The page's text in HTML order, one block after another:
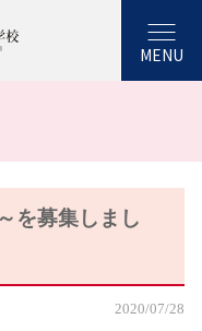
MENU
を募集しまし
2020/07/28